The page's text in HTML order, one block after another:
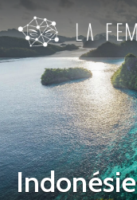
Indonésie